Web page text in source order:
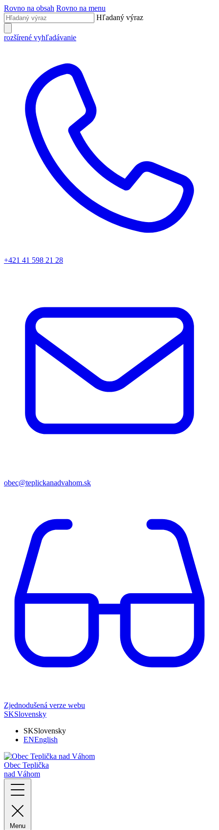
Rovno na obsah Rovno na menu
Hľadaný výraz
rozšírené vyhľadávanie
+421 41 598 21 28
obec@teplickanadvahom.sk
Zjednodušená verze webu
SKSlovensky
SKSlovensky
ENEnglish
Obec Teplička
nad Váhom
Menu